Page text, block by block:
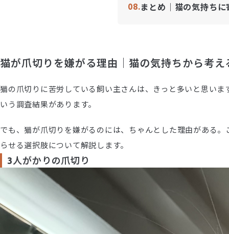
まとめ｜猫の気持ち
猫が爪切りを嫌がる理由｜猫の気持ちから考
猫の爪切りに苦労している飼い主さんは、きっと多いと思い
いう調査結果があります。
でも、猫が爪切りを嫌がるのには、ちゃんとした理由がある
らせる選択肢について解説します。
3人がかりの爪切り